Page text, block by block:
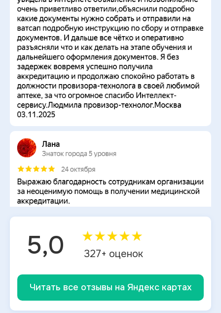
5,0 ★★★★★
327+ оценок
Читать все отзывы на Яндекс картах